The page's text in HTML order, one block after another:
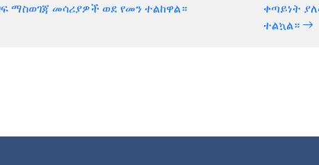
ማስወገጃ መሳሪያዎች ወደ የመን ተልከዋል።
ቀጣይነት
ተልኳል።